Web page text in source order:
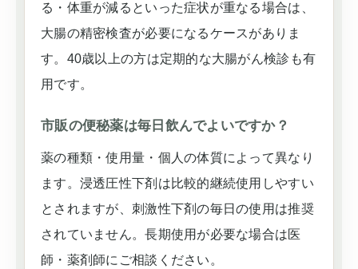
る・体重が減るといった症状が重なる場合は、
大腸の精密検査が必要になるケースがありま
す。40歳以上の方は定期的な大腸がん検診も有
用です。
市販の便秘薬は毎日飲んでよいですか？
薬の種類・使用量・個人の体質によって異なり
ます。浸透圧性下剤は比較的継続使用しやすい
とされますが、刺激性下剤の毎日の使用は推奨
されていません。長期使用が必要な場合は医
師・薬剤師にご相談ください。